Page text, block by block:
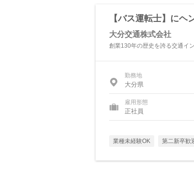
【バス運転士】に
大分交通株式会社
創業130年の歴史を誇る交通イ
勤務地
大分県
雇用形態
正社員
業種未経験OK 第二新卒歓